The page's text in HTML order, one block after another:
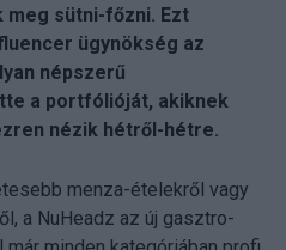
meg sütni-főzni. Ezt
ügynökség az
népszerű
a portfólióját, akiknek
nézik hétről-hétre.
menza-ételekről vagy
a NuHeadz az új gasztro-